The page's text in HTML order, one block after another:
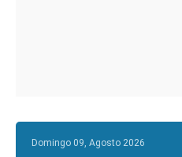
Domingo 09, Agosto 2026